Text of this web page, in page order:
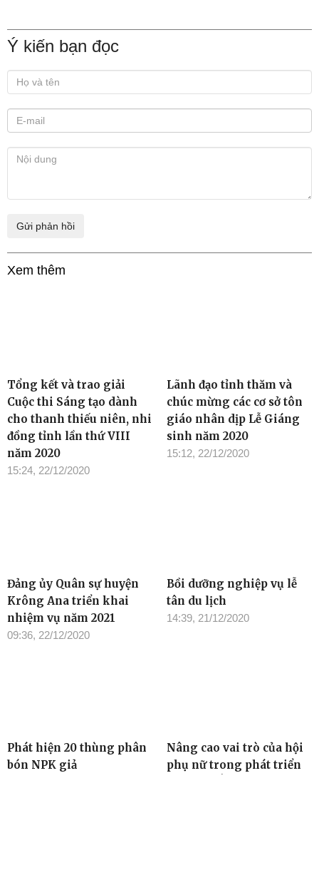
Ý kiến bạn đọc
Xem thêm
Tổng kết và trao giải
Cuộc thi Sáng tạo dành
cho thanh thiếu niên, nhi
đồng tỉnh lần thứ VIII
năm 2020
15:24, 22/12/2020
Lãnh đạo tỉnh thăm và
chúc mừng các cơ sở tôn
giáo nhân dịp Lễ Giáng
sinh năm 2020
15:12, 22/12/2020
Đảng ủy Quân sự huyện
Krông Ana triển khai
nhiệm vụ năm 2021
09:36, 22/12/2020
Bồi dưỡng nghiệp vụ lễ
tân du lịch
14:39, 21/12/2020
Phát hiện 20 thùng phân
bón NPK giả
Nâng cao vai trò của hội
phụ nữ trong phát triển